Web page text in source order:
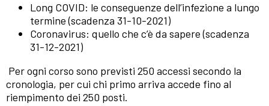
Long COVID: le conseguenze dell’infezione a lungo
termine (scadenza 31-10-2021)
Coronavirus: quello che c’è da sapere (scadenza
31-12-2021)
Per ogni corso sono previsti 250 accessi secondo la
cronologia, per cui chi primo arriva accede fino al
riempimento dei 250 posti.